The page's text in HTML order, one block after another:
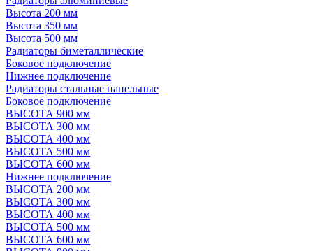
Высота 200 мм
Высота 350 мм
Высота 500 мм
Радиаторы биметаллические
Боковое подключение
Нижнее подключение
Радиаторы стальные панельные
Боковое подключение
ВЫСОТА 900 мм
ВЫСОТА 300 мм
ВЫСОТА 400 мм
ВЫСОТА 500 мм
ВЫСОТА 600 мм
Нижнее подключение
ВЫСОТА 200 мм
ВЫСОТА 300 мм
ВЫСОТА 400 мм
ВЫСОТА 500 мм
ВЫСОТА 600 мм